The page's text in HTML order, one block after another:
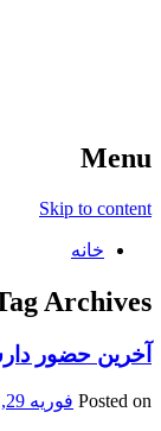
Menu
Skip to content
خانه
Archives:
آخرین حضور
Posted on فوریه 29, 2016